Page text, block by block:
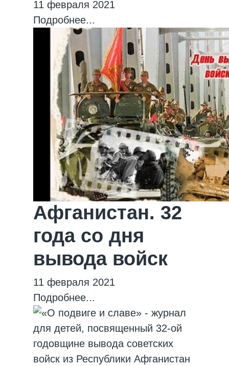
11 февраля 2021
Подробнее...
Афганистан. 32
года со дня
вывода войск
11 февраля 2021
Подробнее...